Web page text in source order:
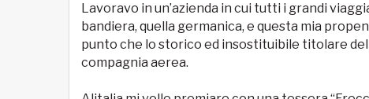
Lavoravo in un’azienda in cui tutti i grandi
bandiera, quella germanica, e questa mia
punto che lo storico ed insostituibile titolare
compagnia aerea.